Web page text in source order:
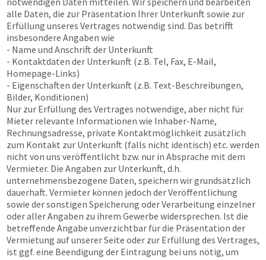
alle Daten, die zur Präsentation Ihrer Unterkunft sowie zur
Erfüllung unseres Vertrages notwendig sind. Das betrifft
insbesondere Angaben wie
- Name und Anschrift der Unterkunft
- Kontaktdaten der Unterkunft (z.B. Tel, Fax, E-Mail,
Homepage-Links)
- Eigenschaften der Unterkunft (z.B. Text-Beschreibungen,
Bilder, Konditionen)
Nur zur Erfüllung des Vertrages notwendige, aber nicht für
Mieter relevante Informationen wie Inhaber-Name,
Rechnungsadresse, private Kontaktmöglichkeit zusätzlich
zum Kontakt zur Unterkunft (falls nicht identisch) etc. werden
nicht von uns veröffentlicht bzw. nur in Absprache mit dem
Vermieter. Die Angaben zur Unterkunft, d.h.
unternehmensbezogene Daten, speichern wir grundsätzlich
dauerhaft. Vermieter können jedoch der Veröffentlichung
sowie der sonstigen Speicherung oder Verarbeitung einzelner
oder aller Angaben zu ihrem Gewerbe widersprechen. Ist die
betreffende Angabe unverzichtbar für die Präsentation der
Vermietung auf unserer Seite oder zur Erfüllung des Vertrages,
ist ggf. eine Beendigung der Eintragung bei uns nötig, um